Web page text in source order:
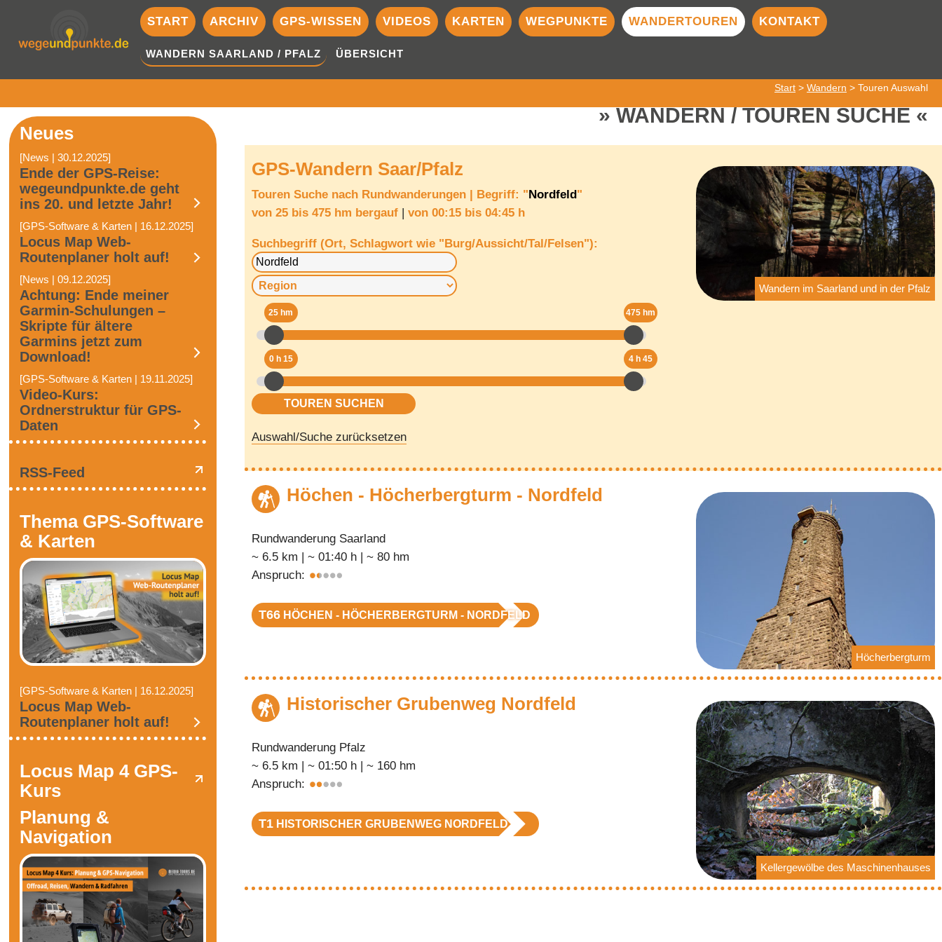
START ARCHIV GPS-WISSEN VIDEOS KARTEN WEGPUNKTE WANDERTOUREN
WANDERN SAARLAND / PFALZ ÜBERSICHT
KONTAKT
Start > Wandern > Touren Auswahl
WANDERN / TOUREN SUCHE
Wandern im Saarland und in der Pfalz
GPS-Wandern Saar/Pfalz
Touren Suche nach Rundwanderungen | Begriff: "Nordfeld"
von 25 bis 475 hm bergauf |von00:15 bis 04:45 h
Suchbegriff (Ort, Schlagwort wie "Burg/Aussicht/Tal/Felsen"):
25 hm 475 hm
0 h 15 4 h 45
Auswahl/Suche zurücksetzen
Höcherbergturm
Höchen - Höcherbergturm - Nordfeld
Rundwanderung Saarland
~ 6.5 km | ~ 01:40 h | ~ 80 hm
Anspruch:
T66 HÖCHEN - HÖCHERBERGTURM - NORDFELD
Kellergewölbe des Maschinenhauses
Historischer Grubenweg Nordfeld
Rundwanderung Pfalz
~ 6.5 km | ~ 01:50 h | ~ 160 hm
Anspruch:
T1 HISTORISCHER GRUBENWEG NORDFELD
Neues
[News | 30.12.2025]
Ende der GPS-Reise:
wegeundpunkte.de geht
ins 20. und letzte Jahr!
[GPS-Software & Karten | 16.12.2025]
Locus Map Web-
Routenplaner holt auf!
[News | 09.12.2025]
Achtung: Ende meiner
Garmin-Schulungen –
Skripte für ältere
Garmins jetzt zum
Download!
[GPS-Software & Karten | 19.11.2025]
Video-Kurs:
Ordnerstruktur für GPS-
Daten
RSS-Feed
Thema GPS-Software
& Karten
[GPS-Software & Karten | 16.12.2025]
Locus Map Web-
Routenplaner holt auf!
Locus Map 4 GPS-
Kurs
Planung &
Navigation